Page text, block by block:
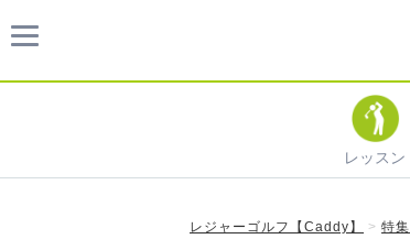
レッスン
レジャーゴルフ【Caddy】 > 特集